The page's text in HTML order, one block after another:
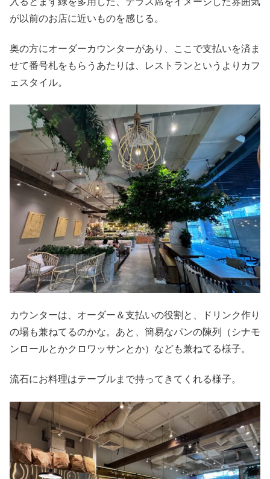
が以前のお店に近いものを感じる。
奥の方にオーダーカウンターがあり、ここで支払いを済ま
せて番号札をもらうあたりは、レストランというよりカフ
ェスタイル。
カウンターは、オーダー＆支払いの役割と、ドリンク作り
の場も兼ねてるのかな。あと、簡易なパンの陳列（シナモ
ンロールとかクロワッサンとか）なども兼ねてる様子。
流石にお料理はテーブルまで持ってきてくれる様子。